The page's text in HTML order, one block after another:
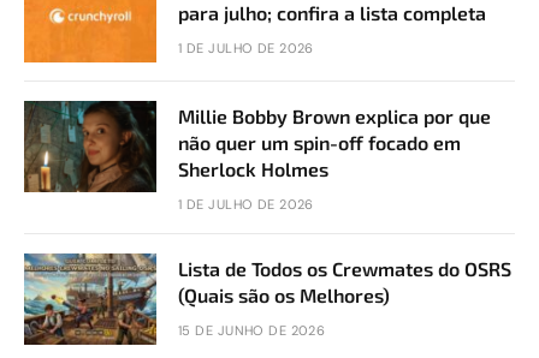
para julho; confira a lista completa
1 DE JULHO DE 2026
Millie Bobby Brown explica por que
não quer um spin-off focado em
Sherlock Holmes
1 DE JULHO DE 2026
Lista de Todos os Crewmates do OSRS
(Quais são os Melhores)
15 DE JUNHO DE 2026